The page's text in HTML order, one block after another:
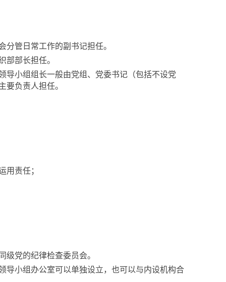
管日常工作的副书记担任。
部长担任。
小组组长一般由党组、党委书记（包括不设党
要负责人担任。
责任；
党的纪律检查委员会。
小组办公室可以单独设立，也可以与内设机构合